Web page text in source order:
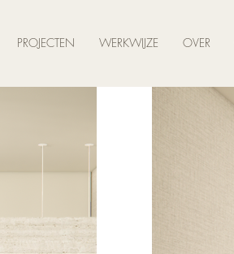
PROJECTEN WERKWIJZE OVER